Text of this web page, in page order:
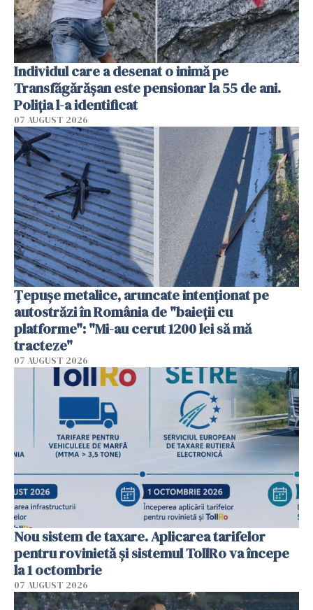
Individul care a desenat o inimă pe
Transfăgărășan este pensionar la 55 de ani.
Poliția l-a identificat
07 AUGUST 2026
Țepușe metalice, aruncate intenționat pe
autostrăzi în România de "baieții cu
platforme": "Mi-au cerut 1200 lei să mă
tracteze"
07 AUGUST 2026
Nou sistem de taxare. Aplicarea tarifelor
pentru rovinietă şi sistemul TollRo va începe
la 1 octombrie
07 AUGUST 2026